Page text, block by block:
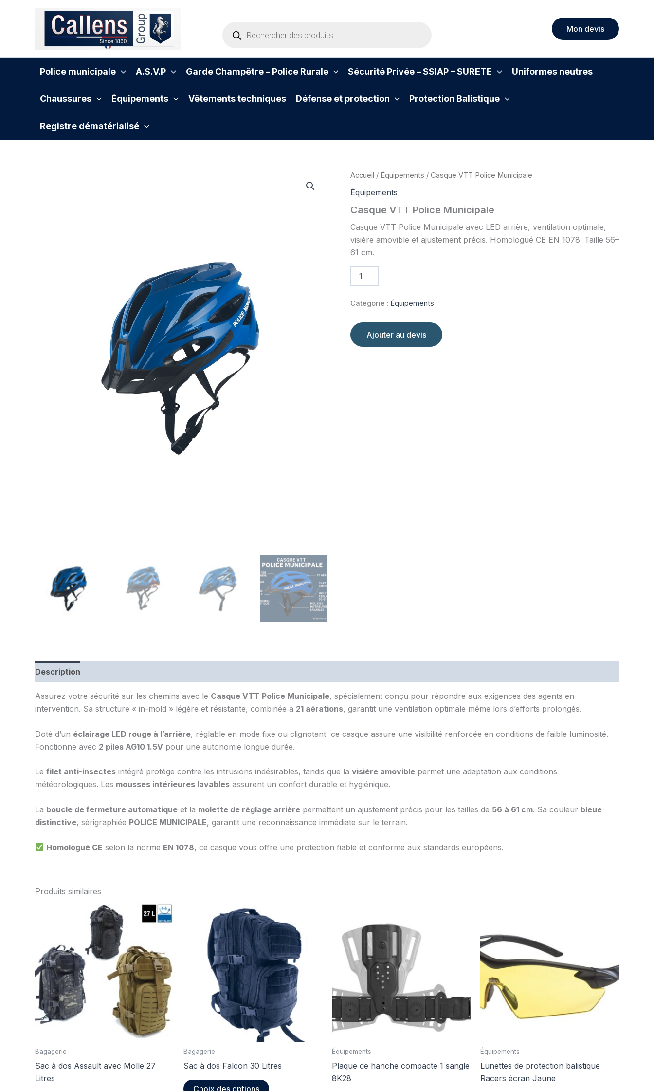
Mon devis
Police municipale A.S.V.P Garde Champêtre – Police Rurale Sécurité Privée – SSIAP – SURETE Uniformes neutres
Chaussures Équipements Vêtements techniques Défense et protection Protection Balistique
Registre dématérialisé
Accueil / Équipements / Casque VTT Police Municipale
Équipements
Casque VTT Police Municipale
Casque VTT Police Municipale avec LED arrière, ventilation optimale,
visière amovible et ajustement précis. Homologué CE EN 1078. Taille 56–
61 cm.
VTT
Police
Catégorie : Équipements
Ajouter au devis
Description
Assurez votre sécurité sur les chemins avec le Casque VTT Police Municipale, spécialement conçu pour répondre aux exigences des agents en
intervention. Sa structure « in-mold » légère et résistante, combinée à 21 aérations, garantit une ventilation optimale même lors d’efforts prolongés.
Doté d’un éclairage LED rouge à l’arrière, réglable en mode fixe ou clignotant, ce casque assure une visibilité renforcée en conditions de faible luminosité.
Fonctionne avec 2 piles AG10 1.5V pour une autonomie longue durée.
Le filet anti-insectes intégré protège contre les intrusions indésirables, tandis que la visière amovible permet une adaptation aux conditions
météorologiques. Les mousses intérieures lavables assurent un confort durable et hygiénique.
La boucle de fermeture automatique et la molette de réglage arrière permettent un ajustement précis pour les tailles de 56 à 61 cm. Sa couleur bleue
distinctive, sérigraphiée POLICE MUNICIPALE, garantit une reconnaissance immédiate sur le terrain.
Homologué CE selon la norme EN 1078, ce casque vous offre une protection fiable et conforme aux standards européens.
Produits similaires
Bagagerie
Sac à dos Assault avec Molle 27
Litres
Bagagerie
Sac à dos Falcon 30 Litres
Choix des options
Équipements
Plaque de hanche compacte 1 sangle
8K28
Équipements
Lunettes de protection balistique
Racers écran Jaune